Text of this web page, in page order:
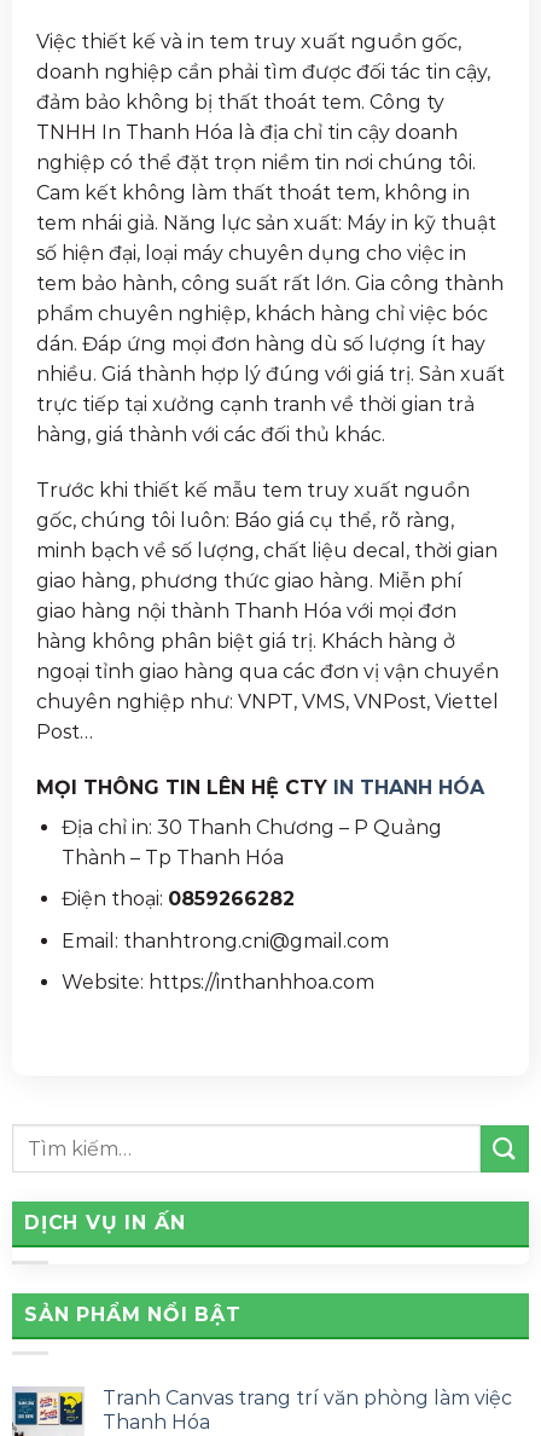
Việc thiết kế và in tem truy xuất nguồn gốc,
doanh nghiệp cần phải tìm được đối tác tin cậy,
đảm bảo không bị thất thoát tem. Công ty
TNHH In Thanh Hóa là địa chỉ tin cậy doanh
nghiệp có thể đặt trọn niềm tin nơi chúng tôi.
Cam kết không làm thất thoát tem, không in
tem nhái giả. Năng lực sản xuất: Máy in kỹ thuật
số hiện đại, loại máy chuyên dụng cho việc in
tem bảo hành, công suất rất lớn. Gia công thành
phẩm chuyên nghiệp, khách hàng chỉ việc bóc
dán. Đáp ứng mọi đơn hàng dù số lượng ít hay
nhiều. Giá thành hợp lý đúng với giá trị. Sản xuất
trực tiếp tại xưởng cạnh tranh về thời gian trả
hàng, giá thành với các đối thủ khác.
Trước khi thiết kế mẫu tem truy xuất nguồn
gốc, chúng tôi luôn: Báo giá cụ thể, rõ ràng,
minh bạch về số lượng, chất liệu decal, thời gian
giao hàng, phương thức giao hàng. Miễn phí
giao hàng nội thành Thanh Hóa với mọi đơn
hàng không phân biệt giá trị. Khách hàng ở
ngoại tỉnh giao hàng qua các đơn vị vận chuyển
chuyên nghiệp như: VNPT, VMS, VNPost, Viettel
Post…
MỌI THÔNG TIN LÊN HỆ CTY IN THANH HÓA
Địa chỉ in: 30 Thanh Chương – P Quảng
Thành – Tp Thanh Hóa
Điện thoại: 0859266282
Email: thanhtrong.cni@gmail.com
Website: https://inthanhhoa.com
DỊCH VỤ IN ẤN
SẢN PHẨM NỔI BẬT
Tranh Canvas trang trí văn phòng làm việc
Thanh Hóa